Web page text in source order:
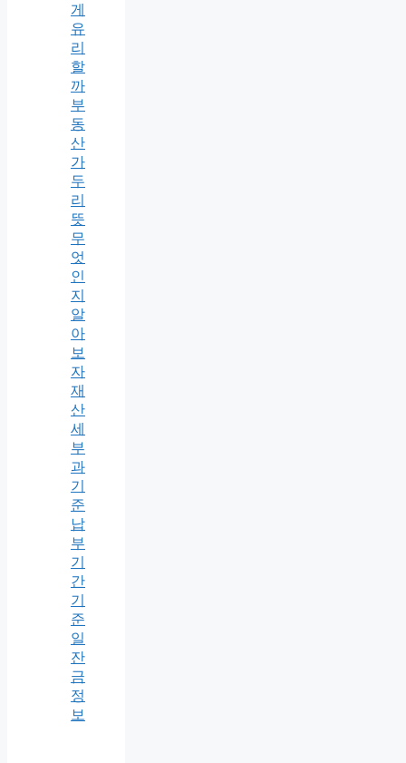
게
유
리
할
까
부
동
산
가
두
리
뜻
무
엇
인
지
알
아
보
자
재
산
세
부
과
기
준
납
부
기
간
기
준
일
잔
금
정
보